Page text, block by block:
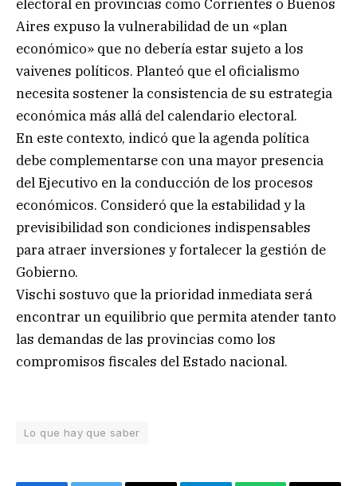
electoral en provincias como Corrientes o Buenos
Aires expuso la vulnerabilidad de un «plan
económico» que no debería estar sujeto a los
vaivenes políticos. Planteó que el oficialismo
necesita sostener la consistencia de su estrategia
económica más allá del calendario electoral.
En este contexto, indicó que la agenda política
debe complementarse con una mayor presencia
del Ejecutivo en la conducción de los procesos
económicos. Consideró que la estabilidad y la
previsibilidad son condiciones indispensables
para atraer inversiones y fortalecer la gestión de
Gobierno.
Vischi sostuvo que la prioridad inmediata será
encontrar un equilibrio que permita atender tanto
las demandas de las provincias como los
compromisos fiscales del Estado nacional.
Lo que hay que saber